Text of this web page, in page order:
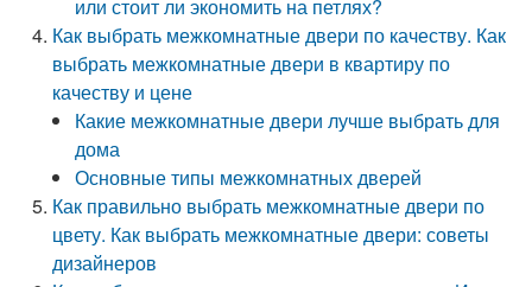
или стоит ли экономить на петлях?
Как выбрать межкомнатные двери по качеству. Как
выбрать межкомнатные двери в квартиру по
качеству и цене
Какие межкомнатные двери лучше выбрать для
дома
Основные типы межкомнатных дверей
Как правильно выбрать межкомнатные двери по
цвету. Как выбрать межкомнатные двери: советы
дизайнеров